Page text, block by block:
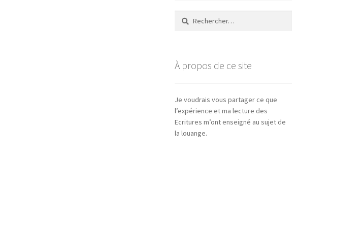
Rechercher :
À propos de ce site
Je voudrais vous partager ce que
l’expérience et ma lecture des
Ecritures m’ont enseigné au sujet de
la louange.